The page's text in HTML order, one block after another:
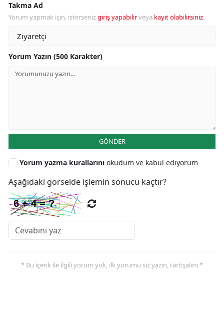
Takma Ad
Yorum yapmak için, istersenizgiriş yapabilirveya kayıt olabilirsiniz.
Yorum Yazın (500 Karakter)
GÖNDER
Yorum yazma kurallarını okudum ve kabul ediyorum
Aşağıdaki görselde işlemin sonucu kaçtır?
* Bu içerik ile ilgili yorum yok, ilk yorumu siz yazın, tartışalım *